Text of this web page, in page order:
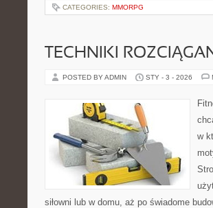
CATEGORIES: MMORPG
TECHNIKI
POSTED BY ADMIN STY - 3 - 2026
w
siłowni lub w domu, aż po świadome